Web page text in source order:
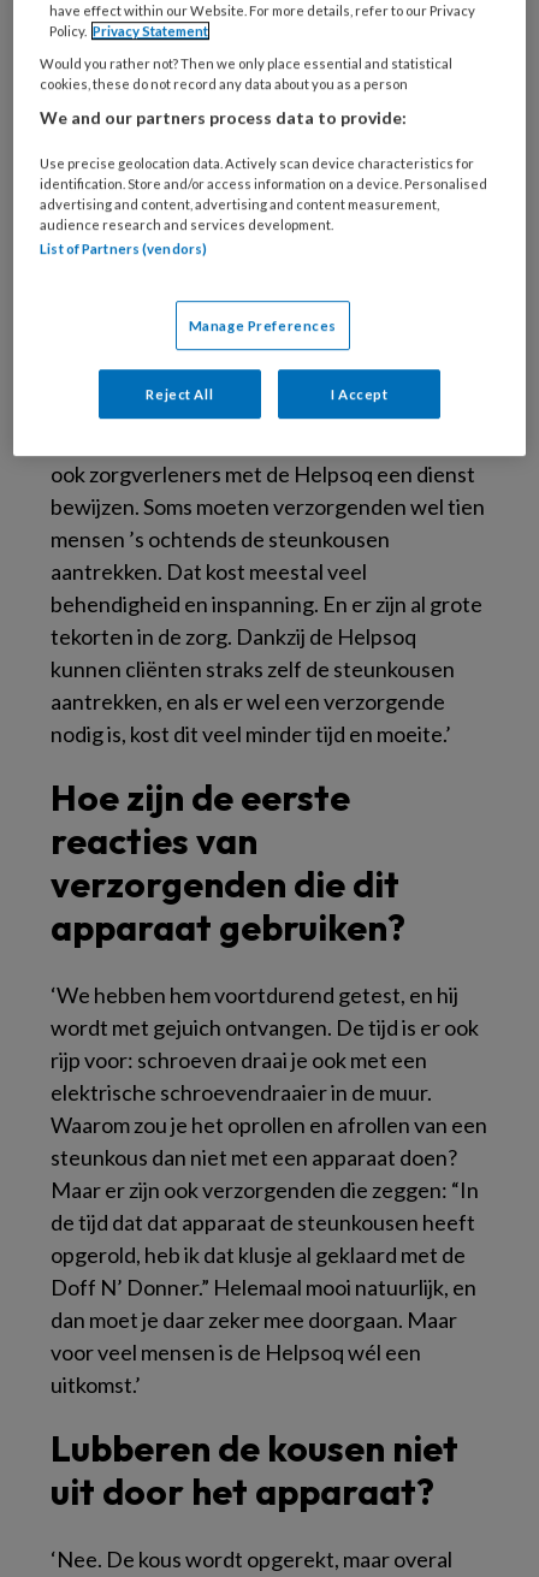
Lukt het zijn vader
hiermee wel?
‘Helaas heeft zijn vader het niet meer mee
kunnen maken. Maar we zijn wel blij dat we
anderen met dit apparaat kunnen helpen.’
hebben er iets aan, maar
ook de verzorgenden.
ook zorgverleners met de Helpsoq een dienst
bewijzen. Soms moeten verzorgenden wel tien
mensen ’s ochtends de steunkousen
aantrekken. Dat kost meestal veel
behendigheid en inspanning. En er zijn al grote
tekorten in de zorg. Dankzij de Helpsoq
kunnen cliënten straks zelf de steunkousen
aantrekken, en als er wel een verzorgende
nodig is, kost dit veel minder tijd en moeite.’
Hoe zijn de eerste
reacties van
verzorgenden die dit
apparaat gebruiken?
‘We hebben hem voortdurend getest, en hij
wordt met gejuich ontvangen. De tijd is er ook
rijp voor: schroeven draai je ook met een
elektrische schroevendraaier in de muur.
Waarom zou je het oprollen en afrollen van een
steunkous dan niet met een apparaat doen?
Maar er zijn ook verzorgenden die zeggen: “In
de tijd dat dat apparaat de steunkousen heeft
opgerold, heb ik dat klusje al geklaard met de
Doff N’ Donner.” Helemaal mooi natuurlijk, en
dan moet je daar zeker mee doorgaan. Maar
voor veel mensen is de Helpsoq wél een
uitkomst.’
Lubberen de kousen niet
uit door het apparaat?
‘Nee. De kous wordt opgerekt, maar overal
have effect within our Website. For more details, refer to our Privacy
Policy. Privacy Statement
Would you rather not? Then we only place essential and statistical
cookies, these do not record any data about you as a person
We and our partners process data to provide:
Use precise geolocation data. Actively scan device characteristics for
identification. Store and/or access information on a device. Personalised
advertising and content, advertising and content measurement,
audience research and services development.
List of Partners (vendors)
Manage Preferences
Reject All I Accept